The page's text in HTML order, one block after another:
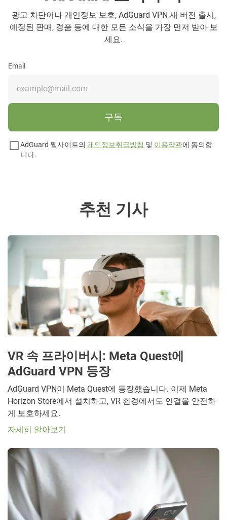
광고 차단이나 개인정보 보호, AdGuard VPN 새 버전 출시,
예정된 판매, 경품 등에 대한 모든 소식을 가장 먼저 받아 보
세요.
Email
구독
AdGuard 웹사이트의 개인정보취급방침 및 이용약관에 동의합
니다.
추천 기사
VR 속 프라이버시: Meta Quest에
AdGuard VPN 등장
AdGuard VPN이 Meta Quest에 등장했습니다. 이제 Meta
Horizon Store에서 설치하고, VR 환경에서도 연결을 안전하
게 보호하세요.
자세히 알아보기